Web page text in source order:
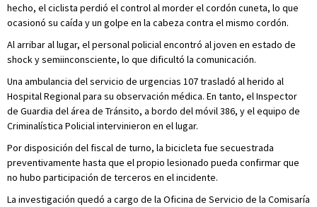
hecho, el ciclista perdió el control al morder el cordón cuneta, lo que
ocasionó su caída y un golpe en la cabeza contra el mismo cordón.
Al arribar al lugar, el personal policial encontró al joven en estado de
shock y semiinconsciente, lo que dificultó la comunicación.
Una ambulancia del servicio de urgencias 107 trasladó al herido al
Hospital Regional para su observación médica. En tanto, el Inspector
de Guardia del área de Tránsito, a bordo del móvil 386, y el equipo de
Criminalística Policial intervinieron en el lugar.
Por disposición del fiscal de turno, la bicicleta fue secuestrada
preventivamente hasta que el propio lesionado pueda confirmar que
no hubo participación de terceros en el incidente.
La investigación quedó a cargo de la Oficina de Servicio de la Comisaría